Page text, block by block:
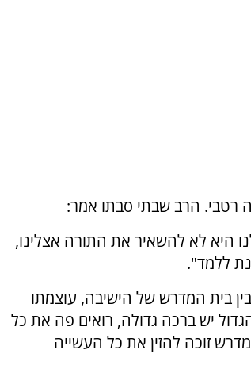
רטבי. הרב שבתי סבתו אמר:
היא לא להשאיר את התורה אצלינו,
ללמד".
בית המדרש של הישיבה, עוצמתו
יש ברכה גדולה, רואים פה את כל
זוכה להזין את כל העשייה